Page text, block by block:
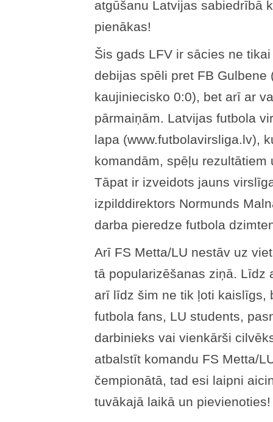
atgūšanu Latvijas sabiedrībā
pienākas!
Šis gads LFV ir sācies ne
debijas spēli pret FB Gulbene
kaujiniecisko 0:0), bet arī ar
pārmaiņām. Latvijas futbola
lapa (www.futbolavirsliga.lv),
komandām, spēļu
Tāpat ir izveidots jauns
izpilddirektors Normunds
darba pieredze futbola
Arī FS Metta/LU nestāv uz
tā popularizēšanas ziņā. Līdz
arī līdz šim ne tik ļoti kaislīgs,
futbola fans, LU students,
darbinieks vai vienkārši
atbalstīt komandu FS Metta/
čempionātā, tad esi laipni
tuvākajā laikā un pievienoties!